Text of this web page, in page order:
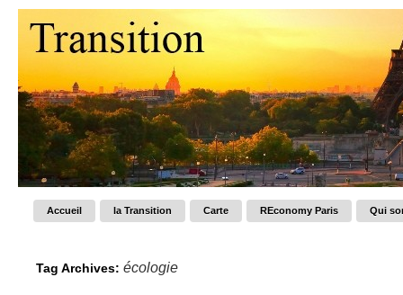
Accueil la Transition Carte REconomy Paris Qui
Tag Archives: écologie